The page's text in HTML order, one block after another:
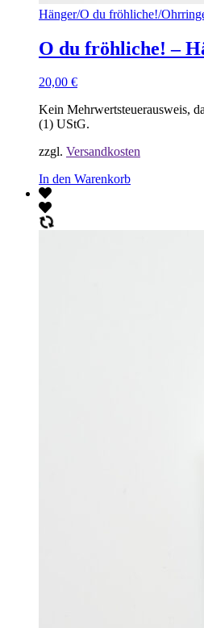
Hänger/O du fröhliche!/
O du fröhliche! –
20,00 €
Kein Mehrwertsteuerausweis,
(1) UStG.
zzgl. Versandkosten
In den Warenkorb